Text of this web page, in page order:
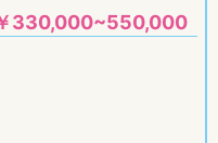
330,000~550,000